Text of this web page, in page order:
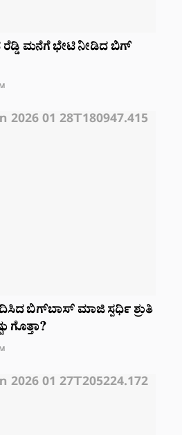
ಮನೆಗೆ ಭೇಟಿ ನೀಡಿದ ಬಿಗ್
ಬಿಗ್‌ಬಾಸ್‌ ಮಾಜಿ ಸ್ಪರ್ಧಿ ಶ್ರುತಿ
ಗೊತ್ತಾ?